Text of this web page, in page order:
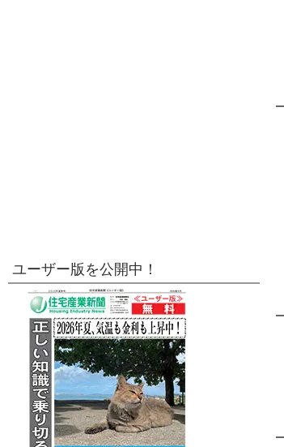
ユーザー版を公開中！